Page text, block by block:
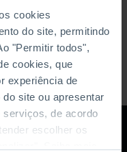
cookies
do site, permitindo
"Permitir todos",
cookies, que
experiência de
site ou apresentar
de acordo
escolher os